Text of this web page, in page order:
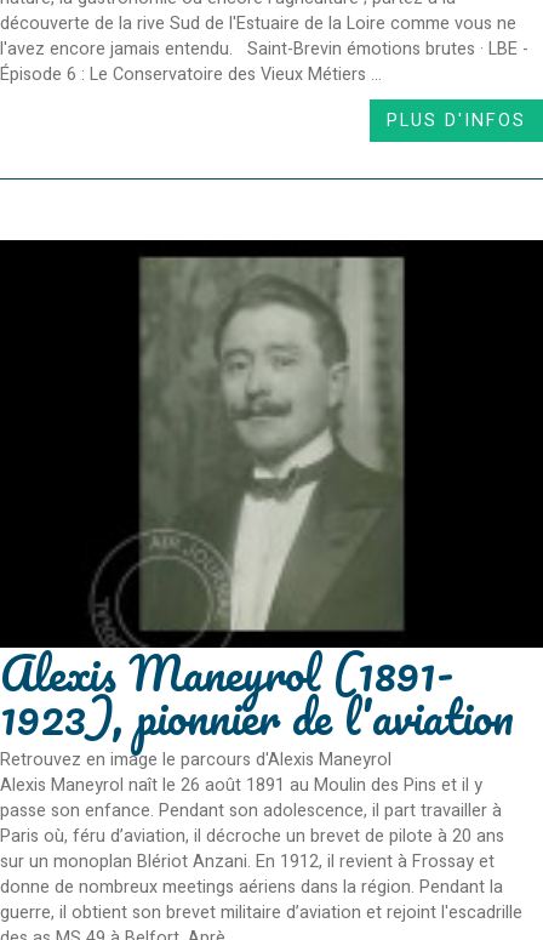
découverte de la rive Sud de l'Estuaire de la Loire comme vous ne
l'avez encore jamais entendu. Saint-Brevin émotions brutes · LBE -
Épisode 6 : Le Conservatoire des Vieux Métiers ...
PLUS D'INFOS
Alexis Maneyrol (1891-
1923), pionnier de l'aviation
Retrouvez en image le parcours d'Alexis Maneyrol
Alexis Maneyrol naît le 26 août 1891 au Moulin des Pins et il y
passe son enfance. Pendant son adolescence, il part travailler à
Paris où, féru d’aviation, il décroche un brevet de pilote à 20 ans
sur un monoplan Blériot Anzani. En 1912, il revient à Frossay et
donne de nombreux meetings aériens dans la région. Pendant la
guerre, il obtient son brevet militaire d’aviation et rejoint l'escadrille